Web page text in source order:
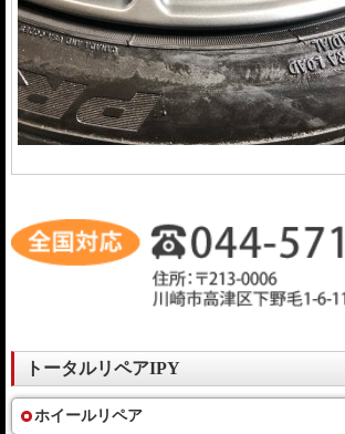
トータルリペアIPY
ホイールリペア